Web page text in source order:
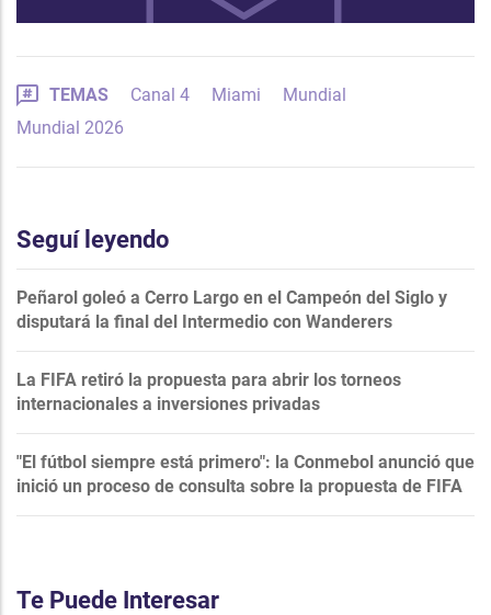
TEMAS Canal 4 Miami
Mundial
Mundial 2026
Seguí leyendo
Peñarol goleó a Cerro Largo en el Campeón del Siglo y
disputará la final del Intermedio con Wanderers
La FIFA retiró la propuesta para abrir los torneos
internacionales a inversiones privadas
"El fútbol siempre está primero": la Conmebol anunció que
inició un proceso de consulta sobre la propuesta de FIFA
Te Puede Interesar